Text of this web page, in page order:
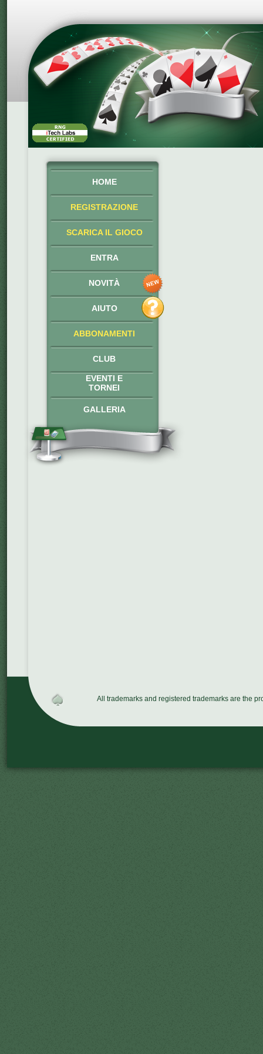
HOME
REGISTRAZIONE
SCARICA IL GIOCO
ENTRA
NOVITÀ
AIUTO
ABBONAMENTI
CLUB
EVENTI E
TORNEI
GALLERIA
All trademarks and registered trademarks are the